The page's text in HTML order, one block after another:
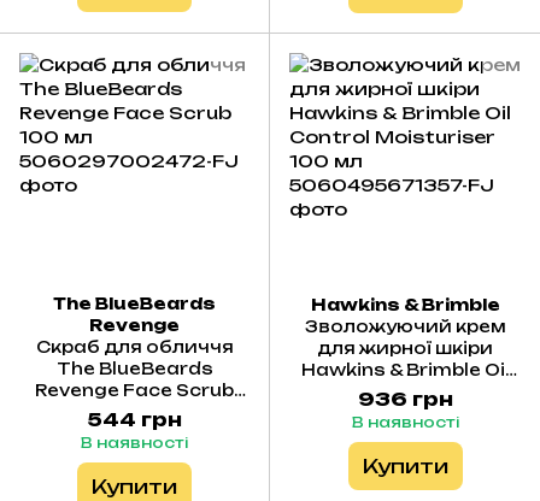
The BlueBeards
Revenge
Скраб для обличчя
The BlueBeards
Revenge Face Scrub
100 мл
544 грн
В наявності
Купити
Hawkins & Brimble
Зволожуючий крем
для жирної шкіри
Hawkins & Brimble Oil
Control Moisturiser
100 мл
936 грн
В наявності
Купити